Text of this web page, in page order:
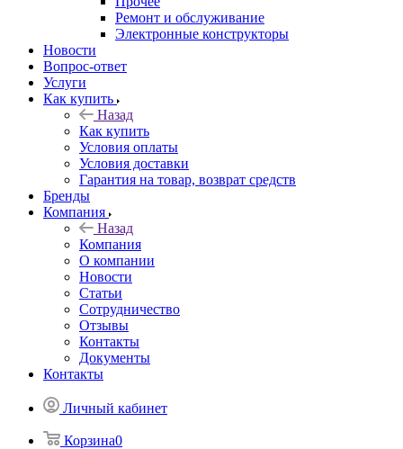
Ремонт и обслуживание
Электронные конструкторы
Новости
Вопрос-ответ
Услуги
Как купить
Назад
Как купить
Условия оплаты
Условия доставки
Гарантия на товар, возврат средств
Бренды
Компания
Назад
Компания
О компании
Новости
Статьи
Сотрудничество
Отзывы
Контакты
Документы
Контакты
Личный кабинет
Корзина0